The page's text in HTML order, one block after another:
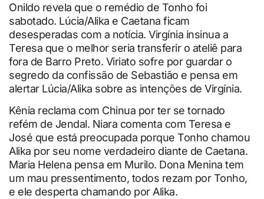
Onildo revela que o remédio de Tonho foi
sabotado. Lúcia/Alika e Caetana ficam
desesperadas com a notícia. Virgínia insinua a
Teresa que o melhor seria transferir o ateliê para
fora de Barro Preto. Viriato sofre por guardar o
segredo da confissão de Sebastião e pensa em
alertar Lúcia/Alika sobre as intenções de Virgínia.
Kênia reclama com Chinua por ter se tornado
refém de Jendal. Niara comenta com Teresa e
José que está preocupada porque Tonho chamou
Alika por seu nome verdadeiro diante de Caetana.
Maria Helena pensa em Murilo. Dona Menina tem
um mau pressentimento, todos rezam por Tonho,
e ele desperta chamando por Alika.